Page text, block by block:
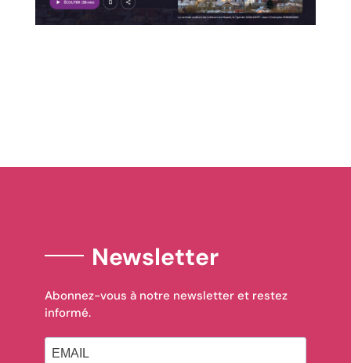
Newsletter
Abonnez-vous à notre newsletter et restez
informé.